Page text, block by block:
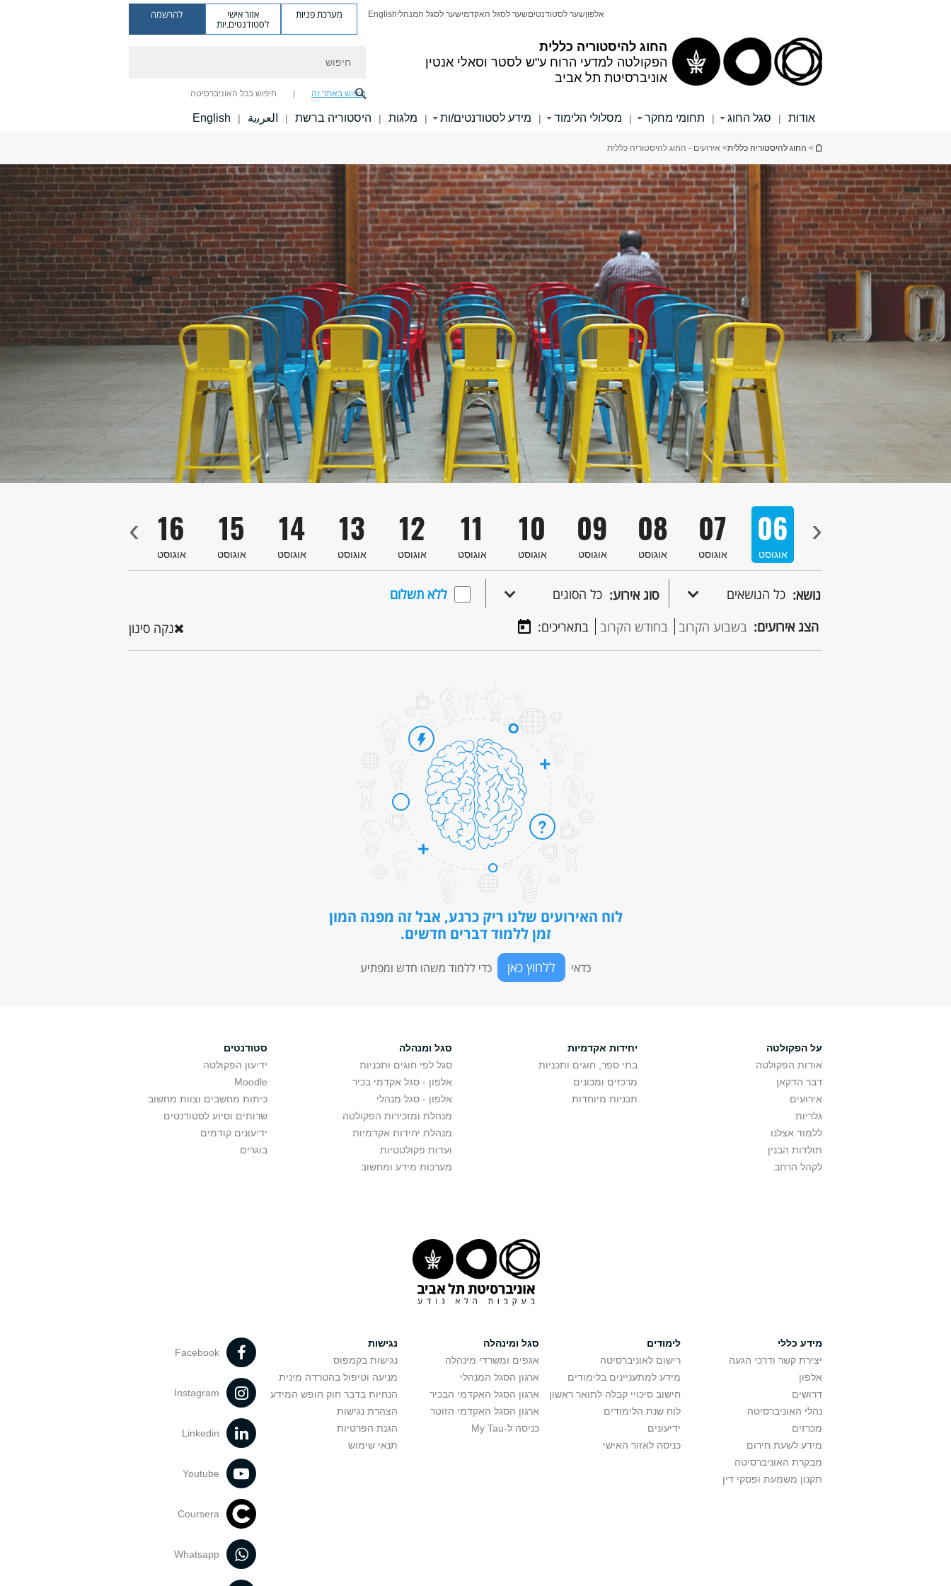
החוג להיסטוריה כללית
הפקולטה למדעי הרוח ע"ש לסטר וסאלי אנטין
אוניברסיטת תל אביב
אלפוןשער לסטודנטיםשער לסגל האקדמישער לסגל המנהליEnglish מערכת פניות אזור אישי
לסטודנטים.יות
להרשמה
חיפוש באתר זה חיפוש בכל האוניברסיטה
אודות | סגל החוג | תחומי מחקר | מסלולי הלימוד | מידע לסטודנטים/ות | מלגות | היסטוריה ברשת | ﺍﻟﻌﺮﺑﻳﺔ |
English
הינך נמצא כאן
> החוג להיסטוריה כללית> אירועים - החוג להיסטוריה כללית
›
16
אוגוסט
15
אוגוסט
14
אוגוסט
13
אוגוסט
12
אוגוסט
11
אוגוסט
10
אוגוסט
09
אוגוסט
08
אוגוסט
07
אוגוסט
06
אוגוסט
05
‹
נושא: כל הנושאים סוג אירוע: כל הסוגים
ללא תשלום
הצג אירועים: בשבוע הקרוב בחודש הקרוב בתאריכים: נקה סינון
לוח האירועים שלנו ריק כרגע, אבל זה מפנה המון
זמן ללמוד דברים חדשים.
כדאי ללחוץ כאן כדי ללמוד משהו חדש ומפתיע
על הפקולטה
אודות הפקולטה
דבר הדקאן
אירועים
גלריות
ללמוד אצלנו
תולדות הבנין
לקהל הרחב
יחידות אקדמיות
בתי ספר, חוגים ותכניות
מרכזים ומכונים
תכניות מיוחדות
סגל ומנהלה
סגל לפי חוגים ותכניות
אלפון - סגל אקדמי בכיר
אלפון - סגל מנהלי
מנהלת ומזכירות הפקולטה
מנהלת יחידות אקדמיות
ועדות פקולטטיות
מערכות מידע ומחשוב
סטודנטים
ידיעון הפקולטה
Moodle
כיתות מחשבים וצוות מחשוב
שרותים וסיוע לסטודנטים
ידיעונים קודמים
בוגרים
מידע כללי
יצירת קשר ודרכי הגעה
אלפון
דרושים
נהלי האוניברסיטה
מכרזים
מידע לשעת חירום
מבקרת האוניברסיטה
תקנון משמעת ופסקי דין
לימודים
רישום לאוניברסיטה
מידע למתעניינים בלימודים
חישוב סיכויי קבלה לתואר ראשון
לוח שנת הלימודים
ידיעונים
כניסה לאזור האישי
סגל ומינהלה
אגפים ומשרדי מינהלה
ארגון הסגל המנהלי
ארגון הסגל האקדמי הבכיר
ארגון הסגל האקדמי הזוטר
כניסה ל-My Tau
נגישות
נגישות בקמפוס
מניעה וטיפול בהטרדה מינית
הנחיות בדבר חוק חופש המידע
הצהרת נגישות
הגנת הפרטיות
תנאי שימוש
Facebook
Instagram
Linkedin
Youtube
Coursera
Whatsapp